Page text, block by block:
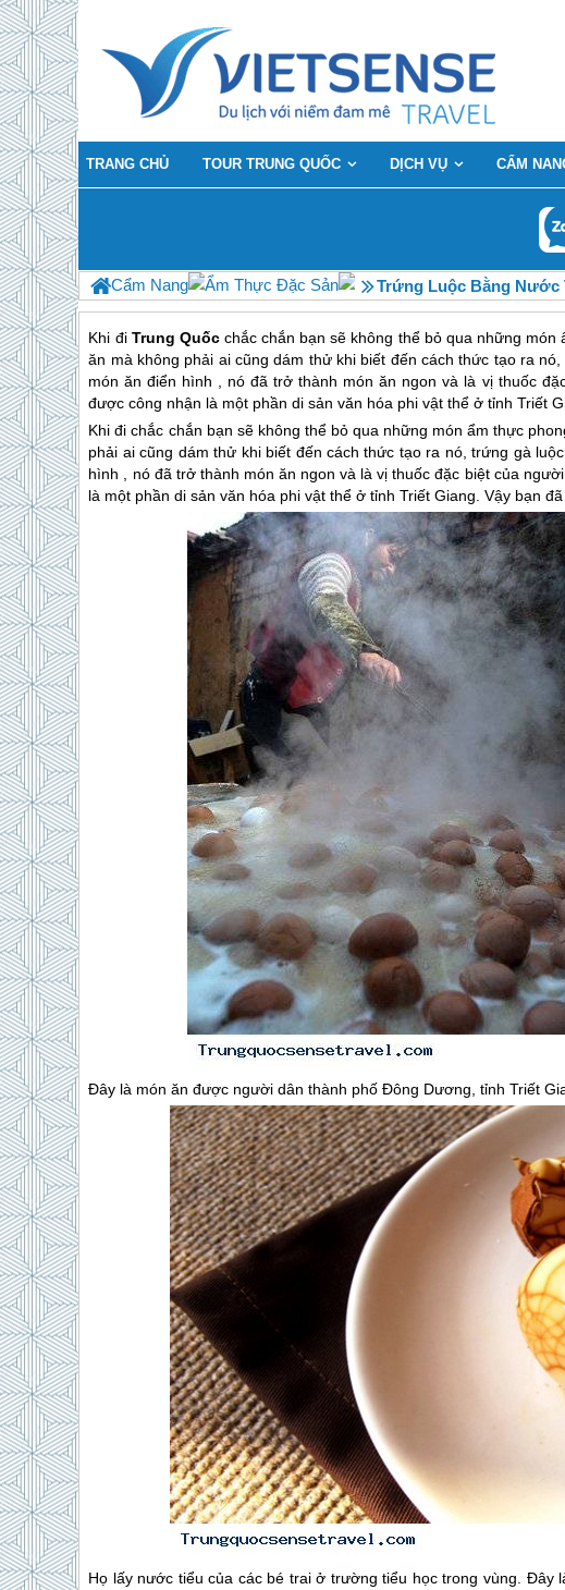
TRANG CHỦ TOUR TRUNG QUỐC DỊCH VỤ CẨM
Cẩm Nang Ẩm Thực Đặc Sản Trứng Luộc Bằng Nước
Khi đi Trung Quốcchắc chắn bạn sẽ không thể bỏ qua những
ăn mà không phải ai cũng dám thử khi biết đến cách thức tạo ra
món ăn điển hình , nó đã trở thành món ăn ngon và là vị thuốc
được công nhận là một phần di sản văn hóa phi vật thể ở tỉnh Triết
Khi đichắc chắn bạn sẽ không thể bỏ qua những món ẩm thực
phải ai cũng dám thử khi biết đến cách thức tạo ra nó, trứng gà
hình , nó đã trở thành món ăn ngon và là vị thuốc đặc biệt của người
là một phần di sản văn hóa phi vật thể ở tỉnh Triết Giang. Vậy bạn
Đây là món ăn được người dân thành phố Đông Dương, tỉnh Triết
Họ lấy nước tiểu của các bé trai ở trường tiểu học trong vùng.